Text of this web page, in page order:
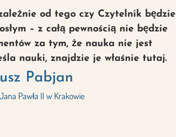
od tego czy Czytelnik będzie
– z całą pewnością nie będzie
za tym, że nauka nie jest
nauki, znajdzie je właśnie tutaj.
Pabjan
Pawła II w Krakowie